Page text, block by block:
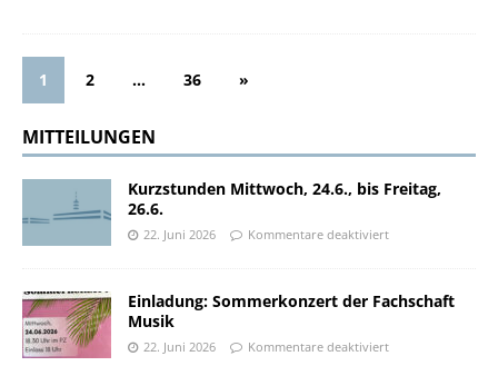
1 2 … 36 »
MITTEILUNGEN
Kurzstunden Mittwoch, 24.6., bis Freitag,
26.6.
22. Juni 2026 Kommentare deaktiviert
Einladung: Sommerkonzert der Fachschaft
Musik
22. Juni 2026 Kommentare deaktiviert